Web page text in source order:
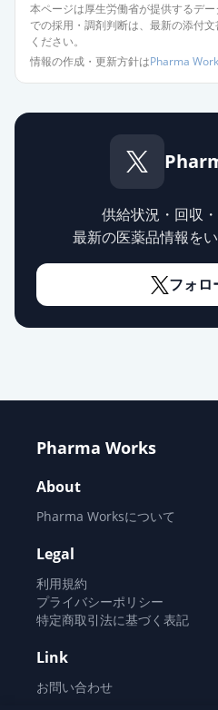
本ページは厚生労働省が提供するデ
での採用・調剤判断は、最新の添付
ください。
情報の作成・更新方針はPharma
供給状況・回収
最新の医薬品情報を
フォロ
Pharma Works
About
Pharma Worksについて
Legal
利用規約
プライバシーポリシー
特定商取引法に基づく表記
Link
お問い合わせ